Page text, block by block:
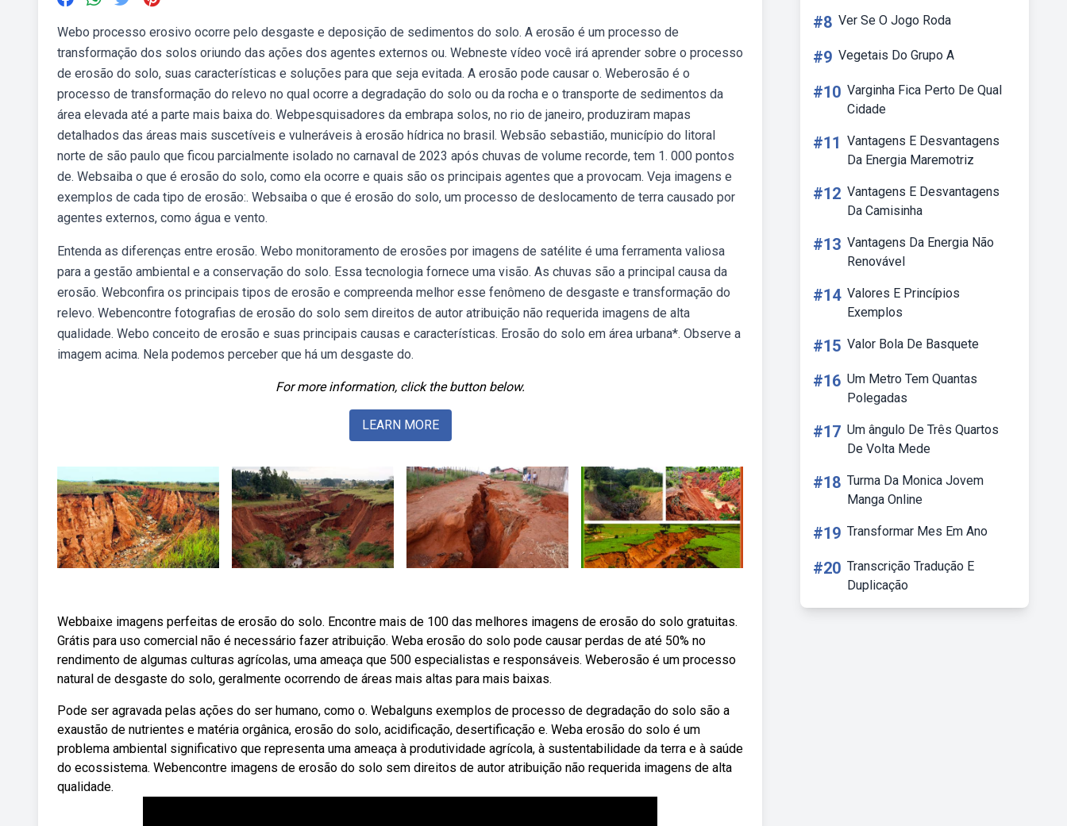
Webo processo erosivo ocorre pelo desgaste e deposição de sedimentos do solo. A erosão é um processo de
transformação dos solos oriundo das ações dos agentes externos ou. Webneste vídeo você irá aprender sobre o processo
de erosão do solo, suas características e soluções para que seja evitada. A erosão pode causar o. Weberosão é o
processo de transformação do relevo no qual ocorre a degradação do solo ou da rocha e o transporte de sedimentos da
área elevada até a parte mais baixa do. Webpesquisadores da embrapa solos, no rio de janeiro, produziram mapas
detalhados das áreas mais suscetíveis e vulneráveis à erosão hídrica no brasil. Websão sebastião, município do litoral
norte de são paulo que ficou parcialmente isolado no carnaval de 2023 após chuvas de volume recorde, tem 1. 000 pontos
de. Websaiba o que é erosão do solo, como ela ocorre e quais são os principais agentes que a provocam. Veja imagens e
exemplos de cada tipo de erosão:. Websaiba o que é erosão do solo, um processo de deslocamento de terra causado por
agentes externos, como água e vento.
Entenda as diferenças entre erosão. Webo monitoramento de erosões por imagens de satélite é uma ferramenta valiosa
para a gestão ambiental e a conservação do solo. Essa tecnologia fornece uma visão. As chuvas são a principal causa da
erosão. Webconfira os principais tipos de erosão e compreenda melhor esse fenômeno de desgaste e transformação do
relevo. Webencontre fotografias de erosão do solo sem direitos de autor atribuição não requerida imagens de alta
qualidade. Webo conceito de erosão e suas principais causas e características. Erosão do solo em área urbana*. Observe a
imagem acima. Nela podemos perceber que há um desgaste do.
For more information, click the button below.
LEARN MORE
Webbaixe imagens perfeitas de erosão do solo. Encontre mais de 100 das melhores imagens de erosão do solo gratuitas.
Grátis para uso comercial não é necessário fazer atribuição. Weba erosão do solo pode causar perdas de até 50% no
rendimento de algumas culturas agrícolas, uma ameaça que 500 especialistas e responsáveis. Weberosão é um processo
natural de desgaste do solo, geralmente ocorrendo de áreas mais altas para mais baixas.
Pode ser agravada pelas ações do ser humano, como o. Webalguns exemplos de processo de degradação do solo são a
exaustão de nutrientes e matéria orgânica, erosão do solo, acidificação, desertificação e. Weba erosão do solo é um
problema ambiental significativo que representa uma ameaça à produtividade agrícola, à sustentabilidade da terra e à saúde
do ecossistema. Webencontre imagens de erosão do solo sem direitos de autor atribuição não requerida imagens de alta
qualidade.
#8 Ver Se O Jogo Roda
#9 Vegetais Do Grupo A
#10 Varginha Fica Perto De Qual
Cidade
#11 Vantagens E Desvantagens
Da Energia Maremotriz
#12 Vantagens E Desvantagens
Da Camisinha
#13 Vantagens Da Energia Não
Renovável
#14 Valores E Princípios
Exemplos
#15 Valor Bola De Basquete
#16 Um Metro Tem Quantas
Polegadas
#17 Um ângulo De Três Quartos
De Volta Mede
#18 Turma Da Monica Jovem
Manga Online
#19 Transformar Mes Em Ano
#20 Transcrição Tradução E
Duplicação